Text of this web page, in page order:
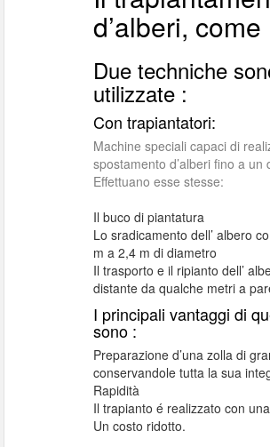
d’alberi, come
Due techniche
utilizzate :
Con trapiantatori:
Machine speciali capaci di
spostamento d’alberi fino a un
Effettuano esse stesse:
Il buco di piantatura
Lo sradicamento dell’ albero
m a 2,4 m di diametro
Il trasporto e il ripianto dell’
distante da qualche metri a
I principali vantaggi di
sono :
Preparazione d’una zolla di
conservandole tutta la sua
Rapidità
Il trapianto é realizzato con
Un costo ridotto.